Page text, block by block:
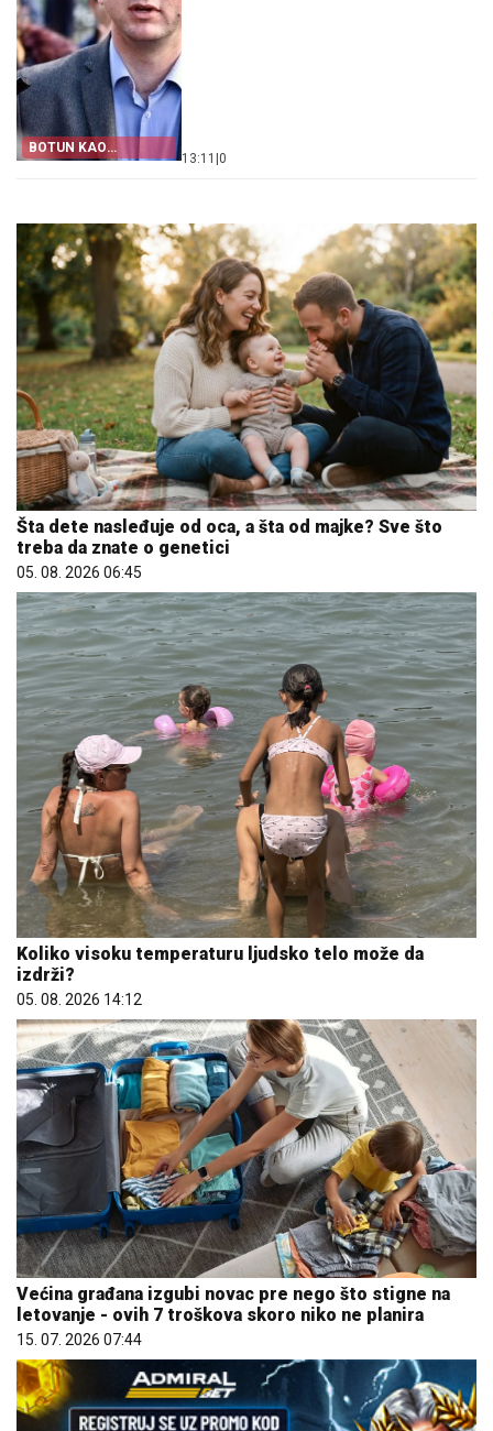
BOTUN KAO
POLITIČKA OMČA
13:11 0
Šta dete nasleđuje od oca, a šta od majke? Sve što
treba da znate o genetici
05. 08. 2026 06:45
Koliko visoku temperaturu ljudsko telo može da
izdrži?
05. 08. 2026 14:12
Većina građana izgubi novac pre nego što stigne na
letovanje - ovih 7 troškova skoro niko ne planira
15. 07. 2026 07:44